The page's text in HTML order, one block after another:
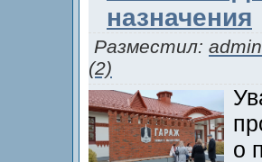
назначения
Разместил: admin
(2)
о